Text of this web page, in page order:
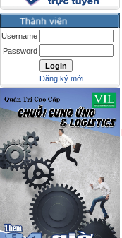
Username
Password
Đăng ký mới